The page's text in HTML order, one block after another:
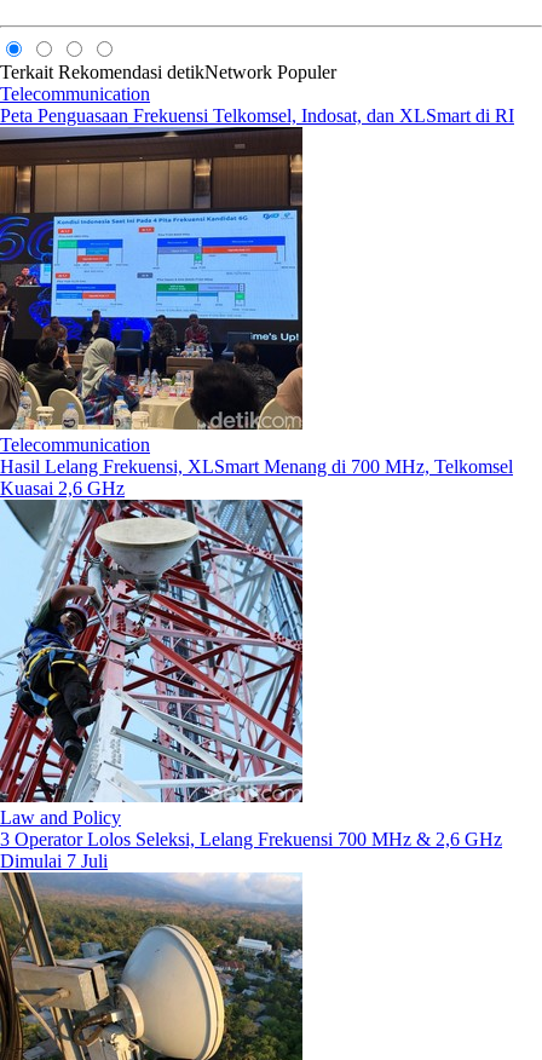
Terkait Rekomendasi detikNetwork Populer
Telecommunication
Peta Penguasaan Frekuensi Telkomsel, Indosat, dan XLSmart di RI
Telecommunication
Hasil Lelang Frekuensi, XLSmart Menang di 700 MHz, Telkomsel
Kuasai 2,6 GHz
Law and Policy
3 Operator Lolos Seleksi, Lelang Frekuensi 700 MHz & 2,6 GHz
Dimulai 7 Juli